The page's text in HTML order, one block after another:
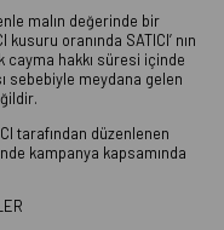
malın değerinde bir
oranında SATICI’ nın
cayma hakkı süresi içinde
sebebiyle meydana gelen
tarafından düzenlenen
kampanya kapsamında